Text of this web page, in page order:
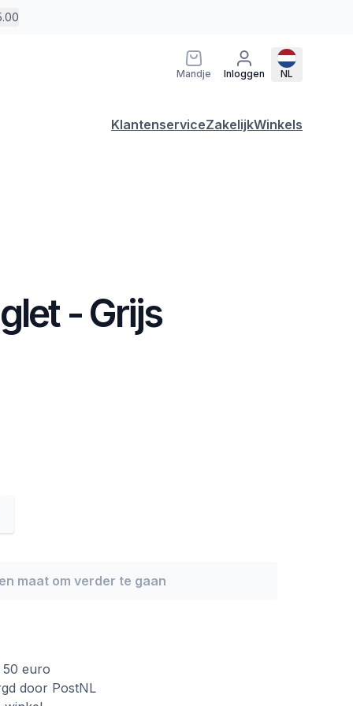
Mandje Inloggen NL
KlantenserviceZakelijkWinkels
- Grijs
maat om verder te gaan
50 euro
door PostNL